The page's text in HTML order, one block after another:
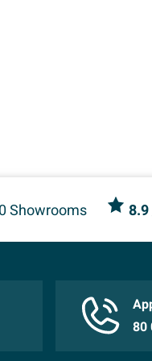
Showrooms 8.9
80